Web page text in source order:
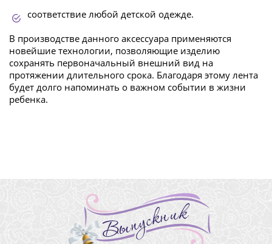
соответствие любой детской одежде.
В производстве данного аксессуара применяются
новейшие технологии, позволяющие изделию
сохранять первоначальный внешний вид на
протяжении длительного срока. Благодаря этому лента
будет долго напоминать о важном событии в жизни
ребенка.